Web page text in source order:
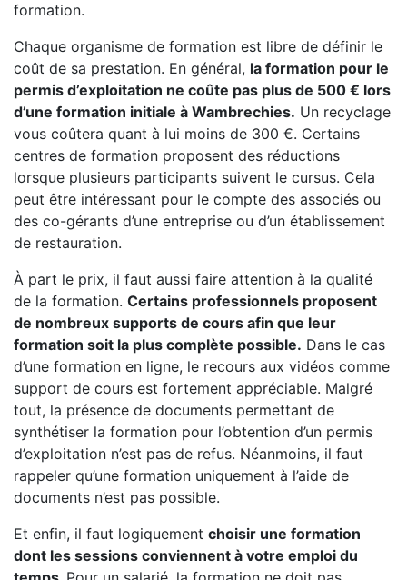
formation.
Chaque organisme de formation est libre de définir le
coût de sa prestation. En général, la formation pour le
permis d’exploitation ne coûte pas plus de 500 € lors
d’une formation initiale à Wambrechies. Un recyclage
vous coûtera quant à lui moins de 300 €. Certains
centres de formation proposent des réductions
lorsque plusieurs participants suivent le cursus. Cela
peut être intéressant pour le compte des associés ou
des co-gérants d’une entreprise ou d’un établissement
de restauration.
À part le prix, il faut aussi faire attention à la qualité
de la formation. Certains professionnels proposent
de nombreux supports de cours afin que leur
formation soit la plus complète possible. Dans le cas
d’une formation en ligne, le recours aux vidéos comme
support de cours est fortement appréciable. Malgré
tout, la présence de documents permettant de
synthétiser la formation pour l’obtention d’un permis
d’exploitation n’est pas de refus. Néanmoins, il faut
rappeler qu’une formation uniquement à l’aide de
documents n’est pas possible.
Et enfin, il faut logiquement choisir une formation
dont les sessions conviennent à votre emploi du